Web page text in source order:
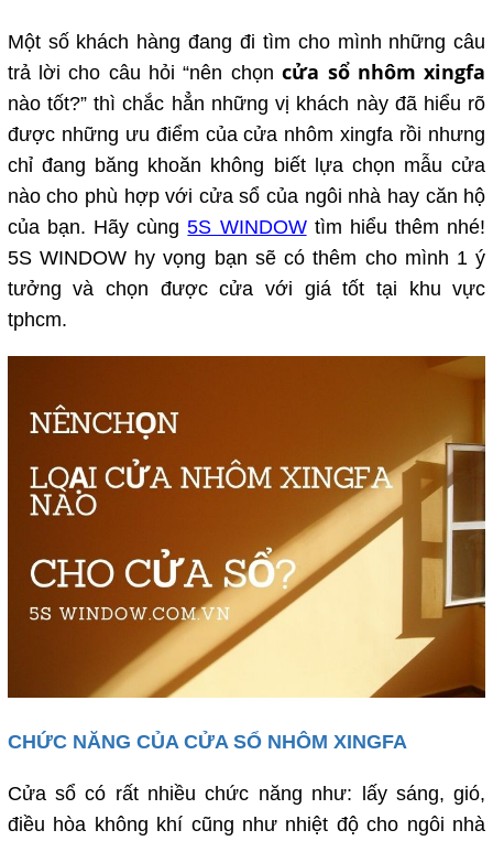
Một số khách hàng đang đi tìm cho mình những câu
trả lời cho câu hỏi “nên chọncửa sổ nhôm xingfa
nào tốt?” thì chắc hẳn những vị khách này đã hiểu rõ
được những ưu điểm của cửa nhôm xingfa rồi nhưng
chỉ đang băng khoăn không biết lựa chọn mẫu cửa
nào cho phù hợp với cửa sổ của ngôi nhà hay căn hộ
của bạn. Hãy cùng5S WINDOWtìm hiểu thêm nhé!
5S WINDOW hy vọng bạn sẽ có thêm cho mình 1 ý
tưởng và chọn được cửa với giá tốt tại khu vực
tphcm.
CHỨC NĂNG CỦA CỬA SỔ NHÔM XINGFA
Cửa sổ có rất nhiều chức năng như: lấy sáng, gió,
điều hòa không khí cũng như nhiệt độ cho ngôi nhà